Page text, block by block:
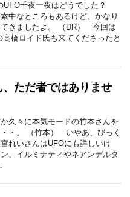
千夜一夜はどうでした？
中なところもあるけど、かなり
きましたよ。 （DR） 今回は
橋ロイド氏も来てくださったと
ただ者ではありませ
久々に本気モードの竹本さんを
・。 （竹本） いやあ、びっく
れいさんはUFOにも詳しいけ
、イルミナティやネアンデルタ